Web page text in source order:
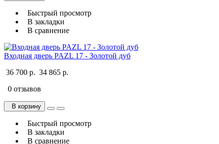
Быстрый просмотр
В закладки
В сравнение
Входная дверь PAZL 17 - Золотой дуб
36 700 р. 34 865 р.
0 отзывов
В корзину
Быстрый просмотр
В закладки
В сравнение